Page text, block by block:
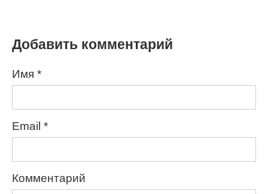
Добавить комментарий
Имя *
Email *
Комментарий